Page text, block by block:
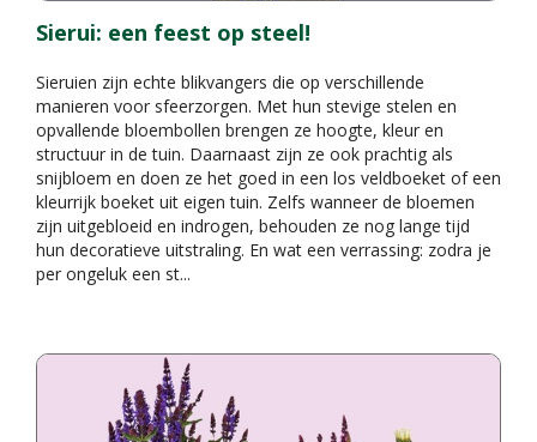
Sierui: een feest op steel!
Sieruien zijn echte blikvangers die op verschillende
manieren voor sfeerzorgen. Met hun stevige stelen en
opvallende bloembollen brengen ze hoogte, kleur en
structuur in de tuin. Daarnaast zijn ze ook prachtig als
snijbloem en doen ze het goed in een los veldboeket of een
kleurrijk boeket uit eigen tuin. Zelfs wanneer de bloemen
zijn uitgebloeid en indrogen, behouden ze nog lange tijd
hun decoratieve uitstraling. En wat een verrassing: zodra je
per ongeluk een st...